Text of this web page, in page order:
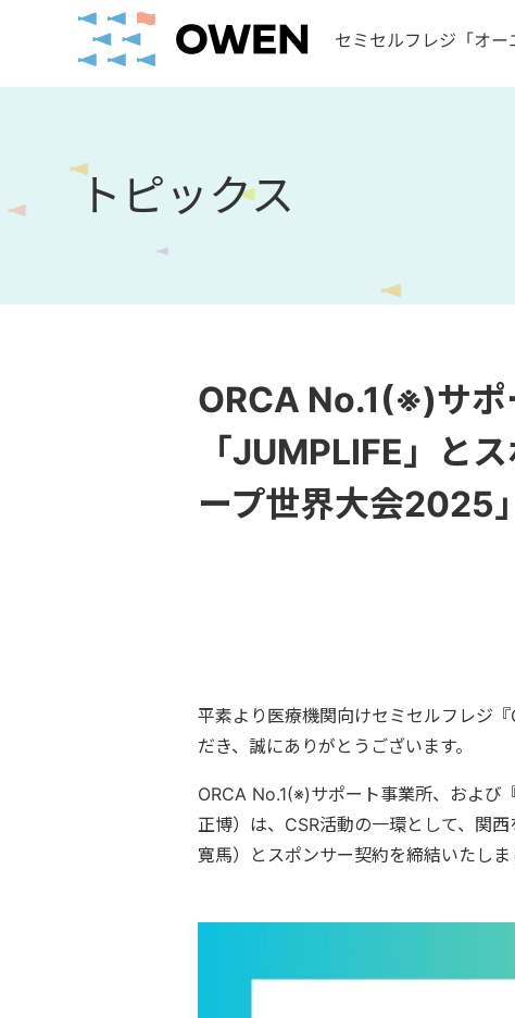
トピックス
ORCA No.1(※)サポ
「JUMPLIFE」と
ープ世界大会2025
平素より医療機関向けセミセルフレジ
だき、誠にありがとうございます。
ORCA No.1(※)サポート事業所、および
正博）は、CSR活動の一環として、関
寛馬）とスポンサー契約を締結いたしま